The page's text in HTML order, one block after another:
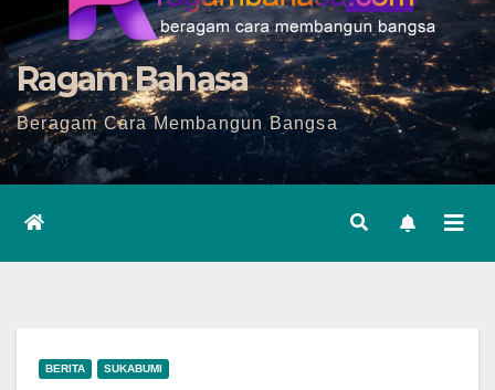
Ragam Bahasa
Beragam Cara Membangun Bangsa
BERITA SUKABUMI